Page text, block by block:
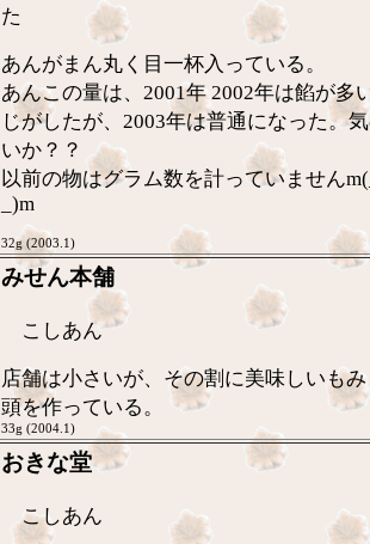
た
あんがまん丸く目一杯入っている。
あんこの量は、2001年 2002年は餡が多
じがしたが、2003年は普通になった。
いか？？
以前の物はグラム数を計っていません
_)m
32g (2003.1)
みせん本舗
こしあん
店舗は小さいが、その割に美味しいも
頭を作っている。
33g (2004.1)
おきな堂
こしあん